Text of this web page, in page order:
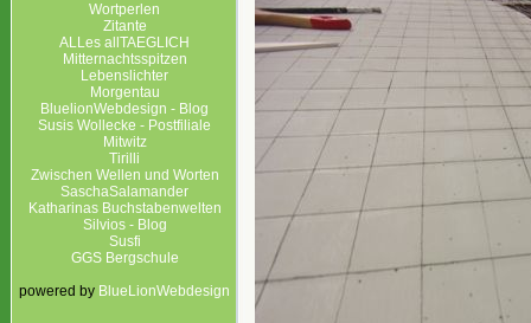
Wortperlen
Zitante
ALLes allTAEGLICH
Mitternachtsspitzen
Lebenslichter
Morgentau
BluelionWebdesign - Blog
Susis Wollecke - Postfiliale
Mitwitz
Tirilli
Zwischen Wellen und Worten
SaschaSalamander
Katharinas Buchstabenwelten
Silvios - Blog
Susfi
GGS Bergschule
powered by BlueLionWebdesign